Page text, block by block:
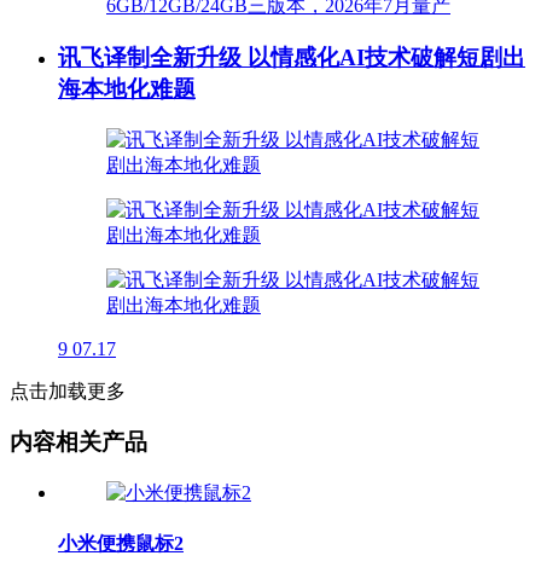
讯飞译制全新升级 以情感化AI技术破解短剧出
海本地化难题
9 07.17
点击加载更多
内容相关产品
小米便携鼠标2